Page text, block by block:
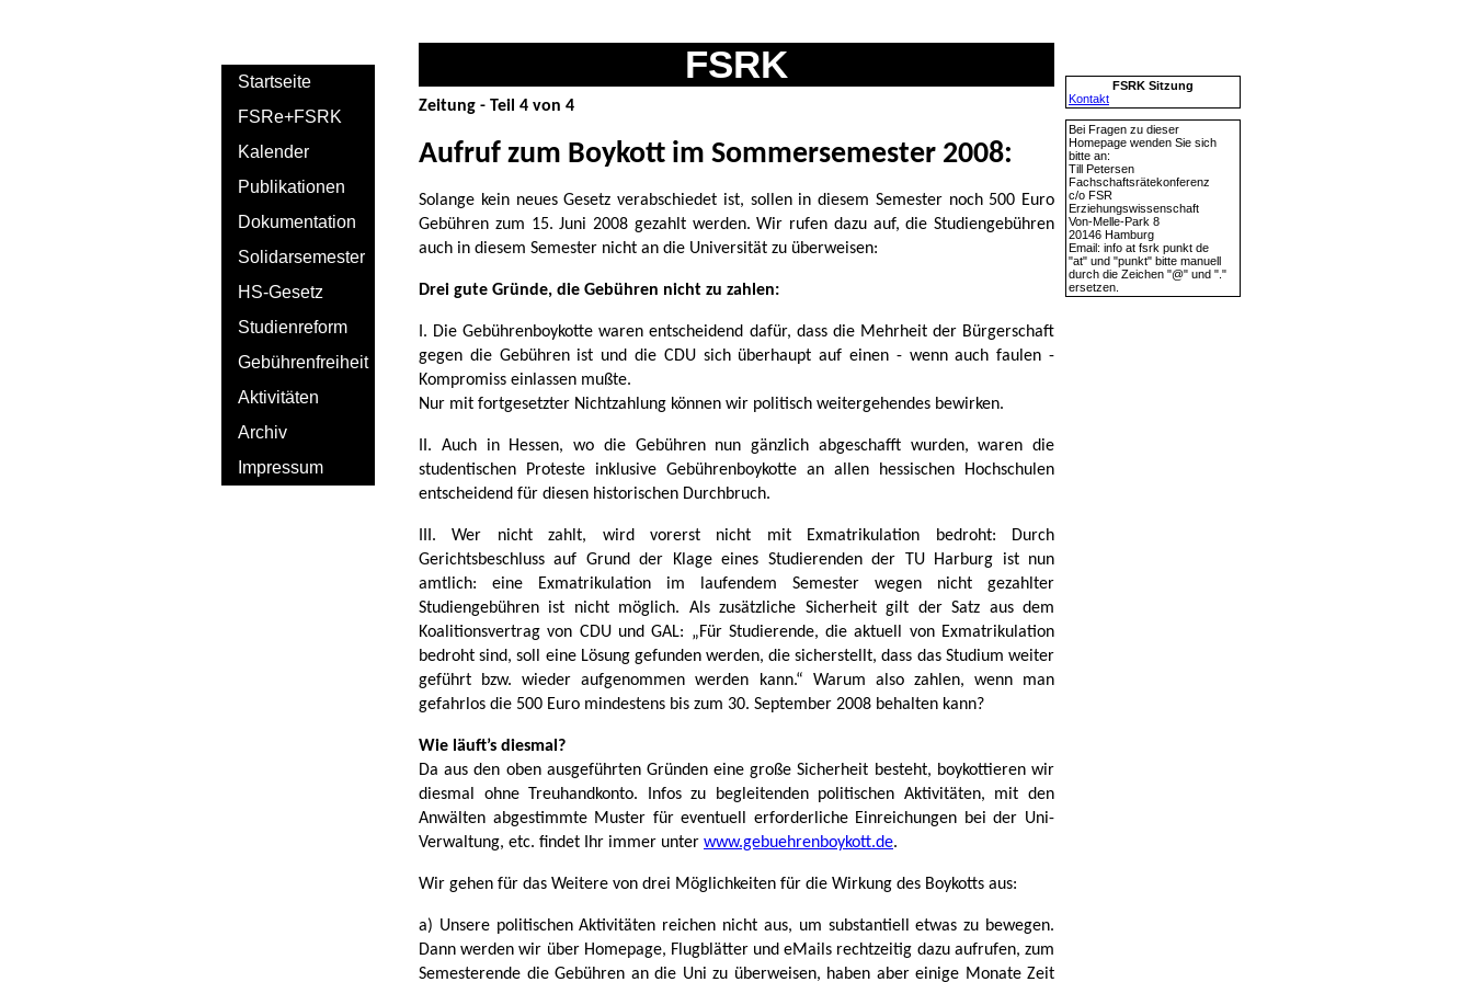
FSRK
Zeitung - Teil 4 von 4
Aufruf zum Boykott im Sommersemester 2008:
Solange kein neues Gesetz verabschiedet ist, sollen in diesem Semester noch 500 Euro
Gebühren zum 15. Juni 2008 gezahlt werden. Wir rufen dazu auf, die Studiengebühren
auch in diesem Semester nicht an die Universität zu überweisen:
Drei gute Gründe, die Gebühren nicht zu zahlen:
I. Die Gebührenboykotte waren entscheidend dafür, dass die Mehrheit der Bürgerschaft
gegen die Gebühren ist und die CDU sich überhaupt auf einen - wenn auch faulen -
Kompromiss einlassen mußte.
Nur mit fortgesetzter Nichtzahlung können wir politisch weitergehendes bewirken.
II. Auch in Hessen, wo die Gebühren nun gänzlich abgeschafft wurden, waren die
studentischen Proteste inklusive Gebührenboykotte an allen hessischen Hochschulen
entscheidend für diesen historischen Durchbruch.
III. Wer nicht zahlt, wird vorerst nicht mit Exmatrikulation bedroht: Durch
Gerichtsbeschluss auf Grund der Klage eines Studierenden der TU Harburg ist nun
amtlich: eine Exmatrikulation im laufendem Semester wegen nicht gezahlter
Studiengebühren ist nicht möglich. Als zusätzliche Sicherheit gilt der Satz aus dem
Koalitionsvertrag von CDU und GAL: „Für Studierende, die aktuell von Exmatrikulation
bedroht sind, soll eine Lösung gefunden werden, die sicherstellt, dass das Studium weiter
geführt bzw. wieder aufgenommen werden kann.“ Warum also zahlen, wenn man
gefahrlos die 500 Euro mindestens bis zum 30. September 2008 behalten kann?
Wie läuft’s diesmal?
Da aus den oben ausgeführten Gründen eine große Sicherheit besteht, boykottieren wir
diesmal ohne Treuhandkonto. Infos zu begleitenden politischen Aktivitäten, mit den
Anwälten abgestimmte Muster für eventuell erforderliche Einreichungen bei der Uni-
Verwaltung, etc. findet Ihr immer unter www.gebuehrenboykott.de.
Wir gehen für das Weitere von drei Möglichkeiten für die Wirkung des Boykotts aus:
a) Unsere politischen Aktivitäten reichen nicht aus, um substantiell etwas zu bewegen.
Dann werden wir über Homepage, Flugblätter und eMails rechtzeitig dazu aufrufen, zum
Semesterende die Gebühren an die Uni zu überweisen, haben aber einige Monate Zeit
Startseite
FSRe+FSRK
Kalender
Publikationen
Dokumentation
Solidarsemester
HS-Gesetz
Studienreform
Gebührenfreiheit
Aktivitäten
Archiv
Impressum
FSRK Sitzung
Kontakt
Bei Fragen zu dieser
Homepage wenden Sie sich
bitte an:
Till Petersen
Fachschaftsrätekonferenz
c/o FSR
Erziehungswissenschaft
Von-Melle-Park 8
20146 Hamburg
Email: info at fsrk punkt de
"at" und "punkt" bitte manuell
durch die Zeichen "@" und "."
ersetzen.